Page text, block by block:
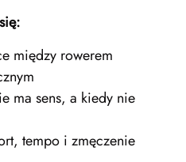
między rowerem
ma sens, a kiedy nie
tempo i zmęczenie